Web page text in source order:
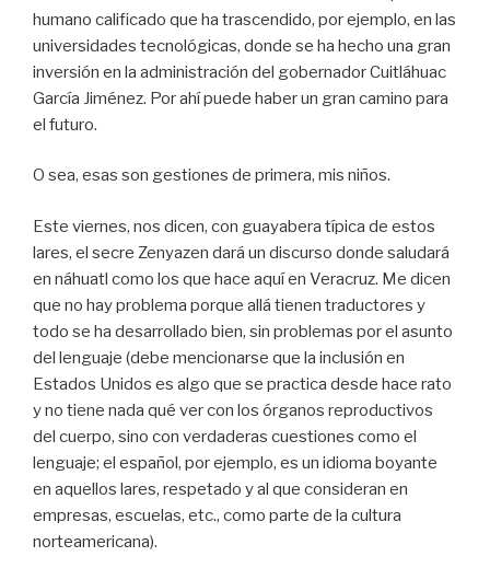
humano calificado que ha trascendido, por ejemplo, en las
universidades tecnológicas, donde se ha hecho una gran
inversión en la administración del gobernador Cuitláhuac
García Jiménez. Por ahí puede haber un gran camino para
el futuro.
O sea, esas son gestiones de primera, mis niños.
Este viernes, nos dicen, con guayabera típica de estos
lares, el secre Zenyazen dará un discurso donde saludará
en náhuatl como los que hace aquí en Veracruz. Me dicen
que no hay problema porque allá tienen traductores y
todo se ha desarrollado bien, sin problemas por el asunto
del lenguaje (debe mencionarse que la inclusión en
Estados Unidos es algo que se practica desde hace rato
y no tiene nada qué ver con los órganos reproductivos
del cuerpo, sino con verdaderas cuestiones como el
lenguaje; el español, por ejemplo, es un idioma boyante
en aquellos lares, respetado y al que consideran en
empresas, escuelas, etc., como parte de la cultura
norteamericana).